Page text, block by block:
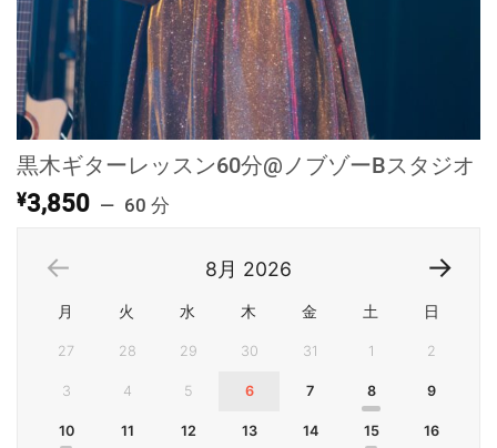
黒木ギターレッスン60分@ノブゾーBスタジオ
¥3,850 60 分
8月 2026
月 火 水 木 金 土 日
27 28 29 30 31 1 2
3 4 5 6 7 8 9
10 11 12 13 14 15 16